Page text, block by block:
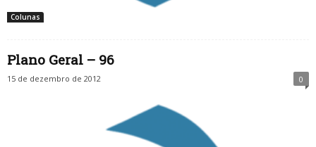
Colunas
Plano Geral – 96
15 de dezembro de 2012 0